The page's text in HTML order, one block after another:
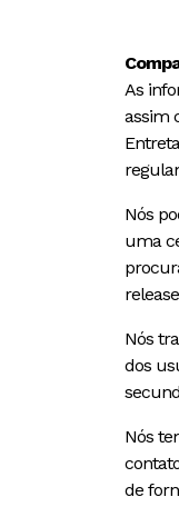
As
assim
Nós
uma
Nós
dos
Nós
de